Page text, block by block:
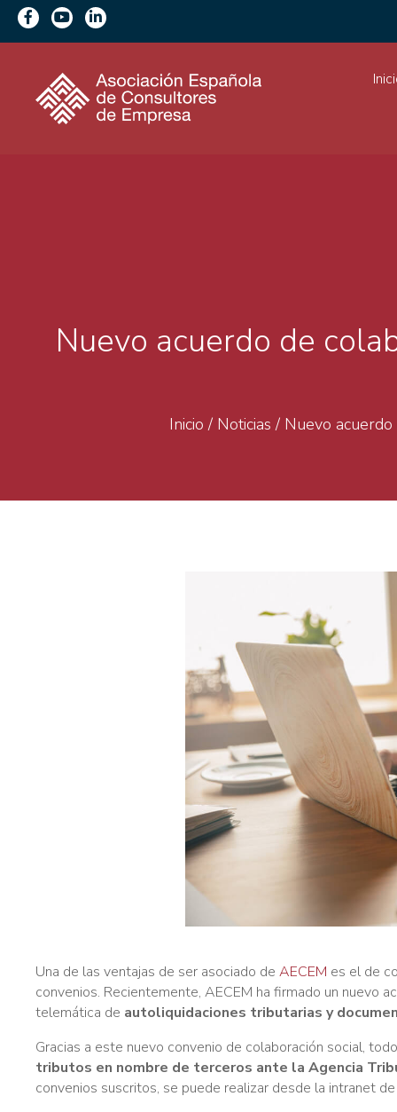
Nuevo acuerdo de
Inicio / Noticias / Nuevo
Una de las ventajas de ser asociado de AECEM es el de
convenios. Recientemente, AECEM ha firmado un nuevo
telemática de autoliquidaciones tributarias y
Gracias a este nuevo convenio de colaboración social,
tributos en nombre de terceros ante la Agencia
convenios suscritos, se puede realizar desde la intranet de